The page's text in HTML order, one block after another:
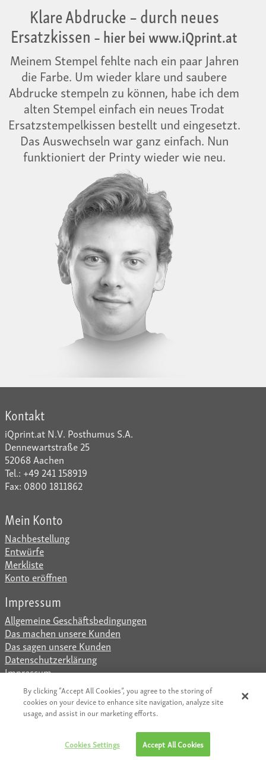
Klare Abdrucke – durch neues
Ersatzkissen– hier bei www.iQprint.at
Meinem Stempel fehlte nach ein paar Jahren
die Farbe. Um wieder klare und saubere
Abdrucke stempeln zu können, habe ich dem
alten Stempel einfach ein neues Trodat
Ersatzstempelkissen bestellt und eingesetzt.
Das Auswechseln war ganz einfach. Nun
funktioniert der Printy wieder wie neu.
Kontakt
iQprint.at N.V. Posthumus S.A.
Dennewartstraße 25
52068 Aachen
Tel.: +49 241 158919
Fax: 0800 1811862
Mein Konto
Nachbestellung
Entwürfe
Merkliste
Konto eröffnen
Impressum
Allgemeine Geschäftsbedingungen
Das machen unsere Kunden
Das sagen unsere Kunden
Datenschutzerklärung
Impressum
www.arial.ch|www.iQprint.de|www.iQprint.at|
www.iQprint.be|www.iQprint.fr|www.iQprint.it|
www.iQprint.nl|www.iQprint.uk|
By clicking “Accept All Cookies”, you agree to the storing of
cookies on your device to enhance site navigation, analyze site
usage, and assist in our marketing efforts.
Cookies Settings Accept All Cookies